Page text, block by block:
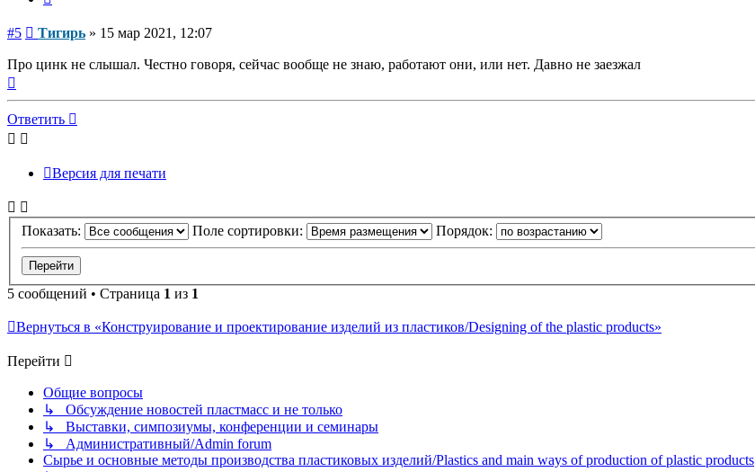
#5 Сообщение
Тигирь » 15 мар 2021, 12:07
Про цинк не слышал. Честно говоря, сейчас вообще не знаю, работают они, или нет. Давно не заезжал
началу
Ответить
Версия для печати
Показать: Поле сортировки: Порядок:
5 сообщений • Страница 1 из 1
Вернуться в «Конструирование и проектирование изделий из пластиков/Designing of the plastic products»
Перейти
Общие вопросы
↳ Обсуждение новостей пластмасс и не только
↳ Выставки, симпозиумы, конференции и семинары
↳ Административный/Admin forum
Сырье и основные методы производства пластиковых изделий/Plastics and main ways of production of plastic products